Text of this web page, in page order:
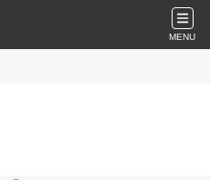
MENU